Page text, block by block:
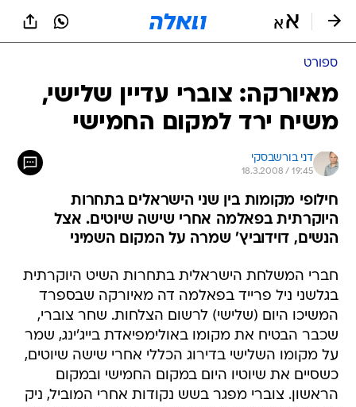
ספורט
מאיורקה: צוברי עדיין שלישי,
משיח ירד למקום החמישי
דני בורשבסקי
18.3.2008 / 19:45
חילופי מקומות בין שני הישראלים בתחרות
היוקרתית בפאלמה אחרי שישה שיוטים. אצל
הנשים, דוידוביץ' שמרה על המקום השמיני
חברי המשלחת הישראלית בתחרות השיט היוקרתית
בגלשני ניל פרייד בפאלמה דה מאיורקה שבספרד
המשיכו היום (שלישי) לרשום הצלחות. שחר צוברי,
שכבר הבטיח את מקומו באולימפיאדת בייג'ינג, שמר
על מקומו השלישי בדירוג הכללי אחרי שישה שיוטים,
כשסיים את שיוטיו היום במקום החמישי ובמקום
הראשון. צוברי מפגר בשש נקודות אחרי המוביל, ניק